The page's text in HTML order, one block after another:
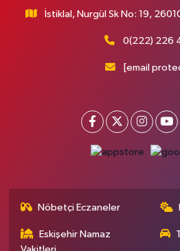
İstiklal, Nurgül Sk No: 19,
0(222) 226
[email
Nöbetçi Eczaneler
Eskişehir Namaz